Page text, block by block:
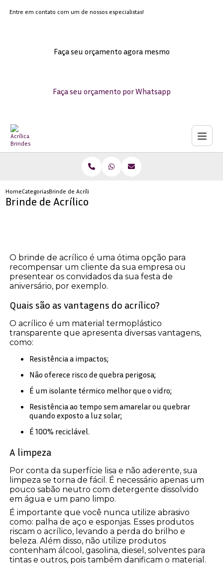
Entre em contato com um de nossos especialistas!
Faça seu orçamento agora mesmo
Faça seu orçamento por Whatsapp
HomeCategoriasBrinde de Acrílico
Brinde de Acrílico
O brinde de acrílico é uma ótima opção para
recompensar um cliente da sua empresa ou
presentear os convidados da sua festa de
aniversário, por exemplo.
Quais são as vantagens do acrílico?
O acrílico é um material termoplástico
transparente que apresenta diversas vantagens,
como:
Resistência a impactos;
Não oferece risco de quebra perigosa;
É um isolante térmico melhor que o vidro;
Resistência ao tempo sem amarelar ou quebrar
quando exposto a luz solar;
É 100% reciclável.
A limpeza
Por conta da superfície lisa e não aderente, sua
limpeza se torna de fácil. É necessário apenas um
pouco sabão neutro com detergente dissolvido
em água e um pano limpo.
É importante que você nunca utilize abrasivo
como: palha de aço e esponjas. Esses produtos
riscam o acrílico, levando a perda do brilho e
beleza. Além disso, não utilize produtos
contenham álcool, gasolina, diesel, solventes para
tintas e outros, pois também danificam o material.